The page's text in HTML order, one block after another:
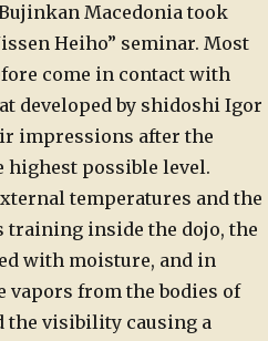
Macedonia took
Heiho” seminar. Most
come in contact with
developed by shidoshi Igor
impressions after the
highest possible level.
temperatures and the
training inside the dojo, the
with moisture, and in
vapors from the bodies of
the visibility causing a